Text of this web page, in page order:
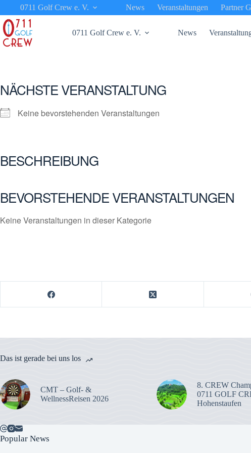
springen
0711 Golf Crew e. V. News Veranstaltungen Partner
0711 Golf Crew e. V. News
NÄCHSTE VERANSTALTUNG
Keine bevorstehenden Veranstaltungen
BESCHREIBUNG
BEVORSTEHENDE VERANSTALTUNGEN
Keine Veranstaltungen in dieser Kategorie
Das ist gerade bei uns los
CMT – Golf- &
WellnessReisen 2026
8. CREW
0711 GOLF
Hohenstaufen
Popular News